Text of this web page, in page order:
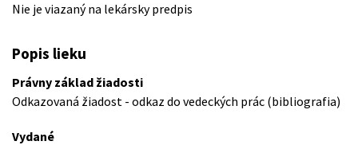
Nie je viazaný na lekársky predpis
Popis lieku
Právny základ žiadosti
Odkazovaná žiadost - odkaz do vedeckých prác (bibliografia)
Vydané